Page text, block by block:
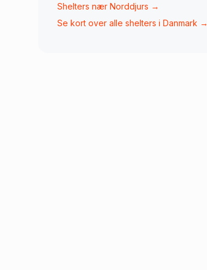
Shelters nær Norddjurs →
Se kort over alle shelters i Danmark →